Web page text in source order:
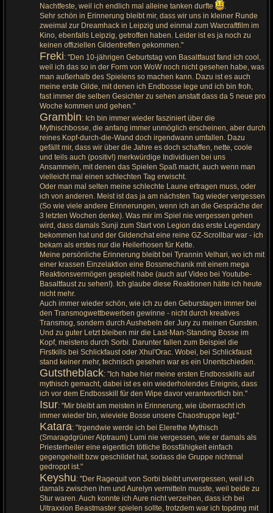
Nachtfeste, weil ich endlich mal alleine tanken durfte
Sehr schön in Erinnerung bleibt mir, dass wir uns in kleiner Runde
zweimal zur Dreamhack in Leipzig und einmal zum Warcraftfilm im
Kino, ebenfalls Leipzig, getroffen haben. Leider ist es ja noch zu
keinen offiziellen Gildentreffen gekommen."
Freki: "Den 10-jährigen Geburtstag von Basaltfaust fand ich cool,
weil ich das so in der Form von WoW noch nicht gesehen habe, was
man außerhalb des Spielens so machen kann. Dazu ist es auch
meine erste Gilde, mit denen ich Endbosse lege und ich bin froh,
fast immer die selben Gesichter zu sehen anstatt dass da 5 neue pro
Woche kommen und gehen."
Grambin: Ich bin immer wieder fasziniert über die
Mythischbosse, die anfang immer unmöglich erscheinen, aber durch
reines Kopf-durch-die-Wand doch irgendwann umfallen. Dazu
gefällt mir, dass wir über die Jahre es doch schaffen, nette, coole
und teils auch (positiv!) merkwürdige Individiuen bei uns
Ansammeln, mit denen das Spielen Spaß macht, auch wenn man
vielleicht mal einen schlechten Tag erwischt.
Oder man mal selten meine schlechte Laune ertragen muss, oder
ich von anderen. Meist ist das ja am nächsten Tag wieder vergessen
(So wie viele andere Erinnerungen, wenn ich an die Gespräche der
3 letzten Wochen denke). Was mir im Spiel nie vergessen gehen
wird, dass damals Sunji zum Start von Legion das erste Legendary
bekommen hat und der Gildenchat eine reine GZ-Scrollbar war - ich
bekam als erstes nur die Heilerhosen für Kette.
Meine persönliche Erinnerung bleibt bei Tyrannin Velhari, wo ich mit
einer krassen Einzelaktion eine Bossmechanik mit einem mega
Reaktionsvermögen gespielt habe (auch auf Video bei Youtube-
Basaltfaust zu sehen!). Ich glaube diese Reaktionen hätte ich heute
nicht mehr.
Auch immer wieder schön, wie ich zu den Geburstagen immer bei
den Transmogwettbewerben gewinne - nicht durch kreatives
Transmog, sondern durch Aushebeln der Jury zu meinen Gunsten.
Und zu guter Letzt bleiben mir die Last-Man-Standing Bosse im
Kopf, meistens durch Sorbi. Darunter fallen zum Beispiel die
Firstkills bei Schlickfaust oder Xhul'Orac. Wobei, bei Schlickfaust
stand keiner mehr, technisch gesehen war es ein Unentschieden.
Gutstheblack: "Ich habe hier meine ersten Endbosskills auf
mythisch gemacht, dabei ist es ein wiederholendes Ereignis, dass
ich vor dem Endbosskill für den Wipe davor verantwortlich bin."
Isur: "Mir bleibt am meisten in Erinnerung, wie überrascht ich
immer wieder bin, wieviele Bosse unsere Chaostruppe legt."
Katara: "Irgendwie werde ich bei Elerethe Mythisch
(Smaragdgrüner Alptraum) Lumi nie vergessen, wie er damals als
Priesterheiler eine eigentlich tötliche Bossfähigkeit einfach
gegengeheilt bzw geschildet hat, sodass die Gruppe nichtmal
gedroppt ist."
Keyshu: "Der Ragequit von Sorbi bleibt unvergessen, weil ich
damals zwischen ihm und Aurelyn vermitteln musste, weil beide zu
Stur waren. Auch konnte ich Aure nicht verzeihen, dass ich bei
Ultraxxion Beastmaster spielen sollte, trotzdem war ich topdmg mit